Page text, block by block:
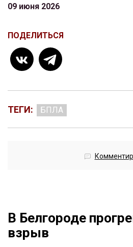
09 июня 2026
ПОДЕЛИТЬСЯ
ТЕГИ: БПЛА
В Белгороде
взрыв